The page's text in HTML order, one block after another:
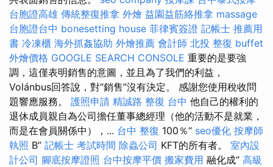
台胞證高雄 傳統整復推拿 外燴 益園益筋絡推拿 massage
台胞證台中 bonesetting house 菲律賓簽證 記帳士 推薦用
書 冷凍櫃 海外抓姦協助 外燴推薦 會計師 北投 整復 buffet
外燴價格 GOOGLE SEARCH CONSOLE 重要的是要強
調，這僅表明銷售的意圖，並且為了我們的利益，
Volánbus回答說，對“銷售”沒有決定。 感謝您使用稅收問
題響應服務。 護照申請 精誠路 整復 台中 他自己的權利的
退休成員親自為公司擔任董事總經理（他的活動不是就業，
而是在會員關係中），... 台中 整復 100％“ seo優化 按摩師
執照 B” 記帳士 考試時間 除蟲公司 KFT的所有者。 室內設
計公司 腳底按摩證照 台中按摩平價 搬家費用 融化成“ 高級